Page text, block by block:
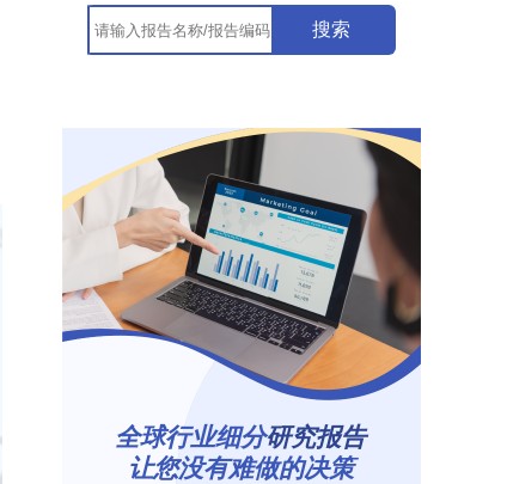
搜索
全球行业细分研究报告
让您没有难做的决策